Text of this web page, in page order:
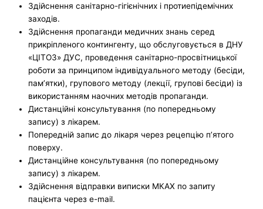
Здійснення санітарно-гігієнічних і протиепідемічних
заходів.
Здійснення пропаганди медичних знань серед
прикріпленого контингенту, що обслуговується в ДНУ
«ЦІТОЗ» ДУС, проведення санітарно-просвітницької
роботи за принципом індивідуального методу (бесіди,
пам’ятки), групового методу (лекції, групові бесіди) із
використанням наочних методів пропаганди.
Дистанційні консультування (по попередньому
запису) з лікарем.
Попередній запис до лікаря через рецепцію п’ятого
поверху.
Дистанційне консультування (по попередньому
запису) з лікарем.
Здійснення відправки виписки МКАХ по запиту
пацієнта через e-mail.